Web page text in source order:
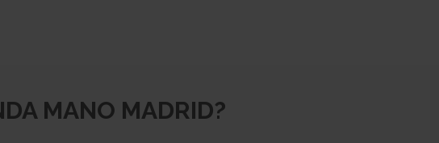
MANO MADRID?